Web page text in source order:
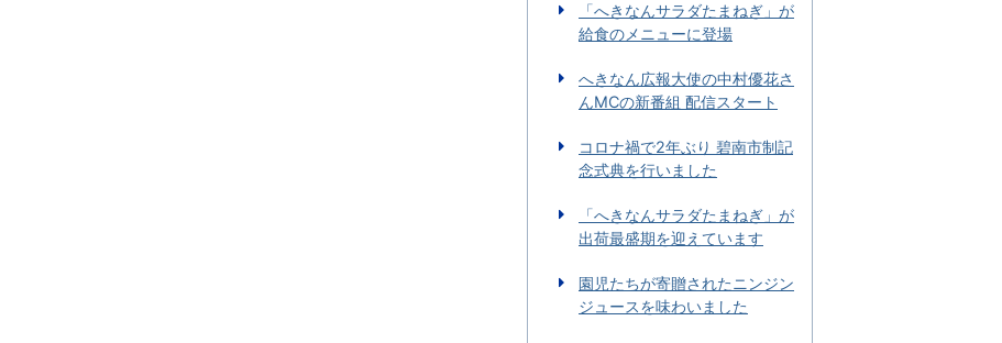
「へきなんサラダたまねぎ」が
給食のメニューに登場
へきなん広報大使の中村優花さ
んMCの新番組 配信スタート
コロナ禍で2年ぶり 碧南市制記
念式典を行いました
「へきなんサラダたまねぎ」が
出荷最盛期を迎えています
園児たちが寄贈されたニンジン
ジュースを味わいました